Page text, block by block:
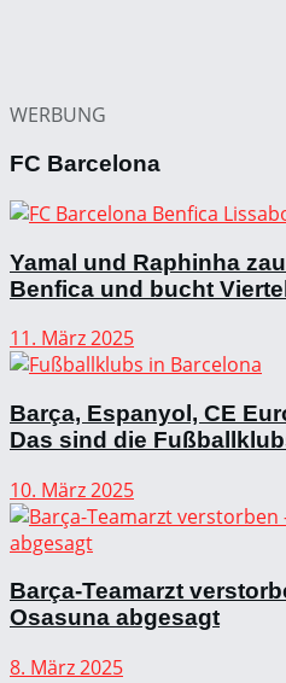
WERBUNG
FC Barcelona
Yamal und Raphinha
Benfica und bucht
11. März 2025
Barça, Espanyol, CE
Das sind die
10. März 2025
Barça-Teamarzt
Osasuna abgesagt
8. März 2025